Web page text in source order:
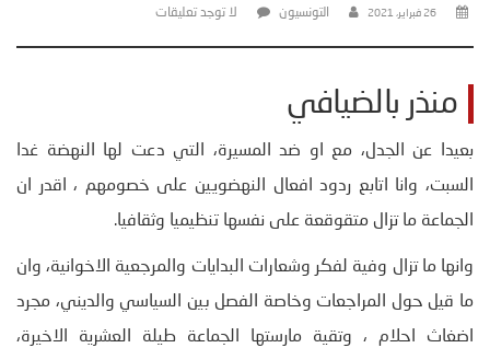
26 فبراير، 2021 التونسيون لا توجد تعليقات
منذر بالضيافي
بعيدا عن الجدل، مع او ضد المسيرة، التي دعت لها النهضة غدا
السبت، وانا اتابع ردود افعال النهضويين على خصومهم ، اقدر ان
الجماعة ما تزال متقوقعة على نفسها تنظيميا وثقافيا.
وانها ما تزال وفية لفكر وشعارات البدايات والمرجعية الاخوانية، وان
ما قيل حول المراجعات وخاصة الفصل بين السياسي والديني، مجرد
اضغاث احلام ، وتقية مارستها الجماعة طيلة العشرية الاخيرة،